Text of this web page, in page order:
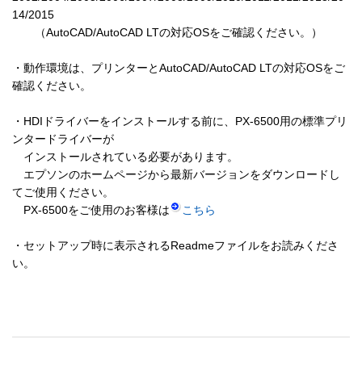
14/2015
（AutoCAD/AutoCAD LTの対応OSをご確認ください。）
・動作環境は、プリンターとAutoCAD/AutoCAD LTの対応OSをご
確認ください。
・HDIドライバーをインストールする前に、PX-6500用の標準プリ
ンタードライバーが
インストールされている必要があります。
エプソンのホームページから最新バージョンをダウンロードし
てご使用ください。
PX-6500をご使用のお客様は
こちら
・セットアップ時に表示されるReadmeファイルをお読みくださ
い。